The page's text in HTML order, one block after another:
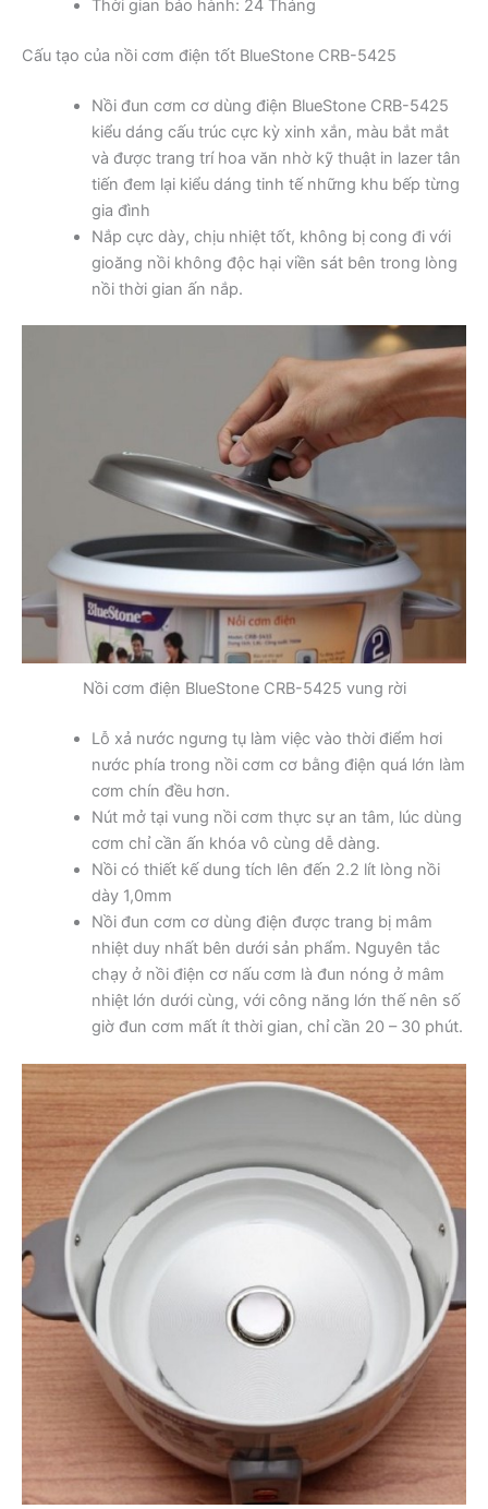
Thời gian bảo hành: 24 Tháng
Cấu tạo của nồi cơm điện tốt BlueStone CRB-5425
Nồi đun cơm cơ dùng điện BlueStone CRB-5425
kiểu dáng cấu trúc cực kỳ xinh xắn, màu bắt mắt
và được trang trí hoa văn nhờ kỹ thuật in lazer tân
tiến đem lại kiểu dáng tinh tế những khu bếp từng
gia đình
Nắp cực dày, chịu nhiệt tốt, không bị cong đi với
gioăng nồi không độc hại viền sát bên trong lòng
nồi thời gian ấn nắp.
Nồi cơm điện BlueStone CRB-5425 vung rời
Lỗ xả nước ngưng tụ làm việc vào thời điểm hơi
nước phía trong nồi cơm cơ bằng điện quá lớn làm
cơm chín đều hơn.
Nút mở tại vung nồi cơm thực sự an tâm, lúc dùng
cơm chỉ cần ấn khóa vô cùng dễ dàng.
Nồi có thiết kế dung tích lên đến 2.2 lít lòng nồi
dày 1,0mm
Nồi đun cơm cơ dùng điện được trang bị mâm
nhiệt duy nhất bên dưới sản phẩm. Nguyên tắc
chạy ở nồi điện cơ nấu cơm là đun nóng ở mâm
nhiệt lớn dưới cùng, với công năng lớn thế nên số
giờ đun cơm mất ít thời gian, chỉ cần 20 – 30 phút.